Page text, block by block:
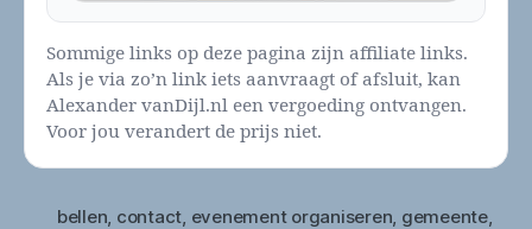
Sommige links op deze pagina zijn affiliate links.
Als je via zo’n link iets aanvraagt of afsluit, kan
Alexander vanDijl.nl een vergoeding ontvangen.
Voor jou verandert de prijs niet.
bellen contact evenement organiseren gemeente,